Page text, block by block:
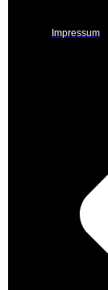
Impressum